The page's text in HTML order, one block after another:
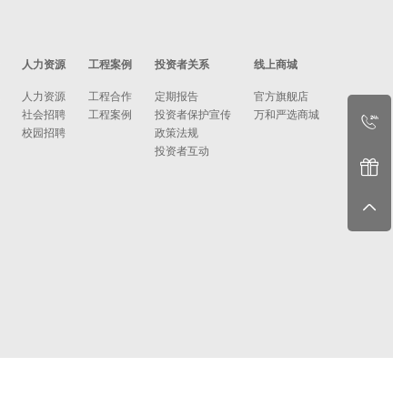
人力资源
人力资源
社会招聘
校园招聘
工程案例
工程合作
工程案例
投资者关系
定期报告
投资者保护宣传
政策法规
投资者互动
线上商城
官方旗舰店
万和严选商城